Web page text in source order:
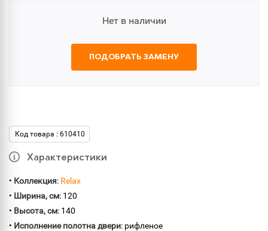
Нет в наличии
ПОДОБРАТЬ ЗАМЕНУ
Код товара : 610410
Характеристики
• Коллекция: Relax
• Ширина, см: 120
• Высота, см: 140
• Исполнение полотна двери: рифленое